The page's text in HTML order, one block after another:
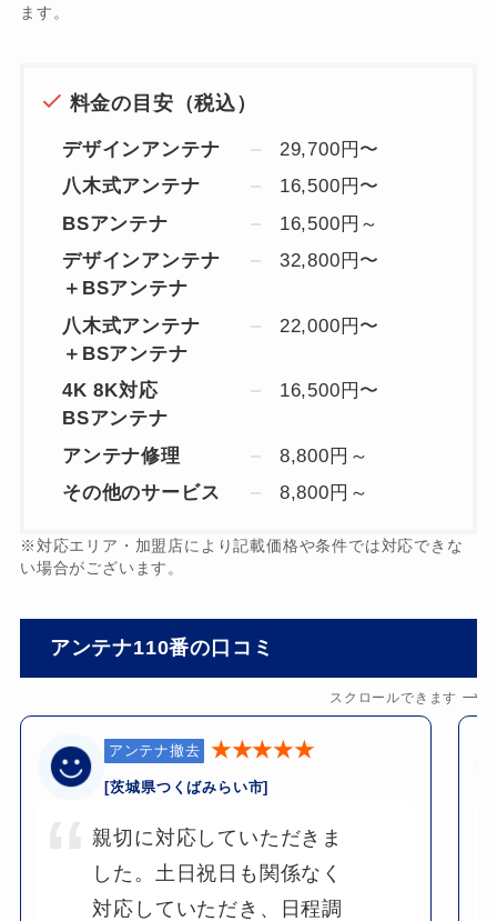
ます。
料金の目安（税込）
デザインアンテナ
29,700円〜
八木式アンテナ
16,500円〜
BSアンテナ
16,500円～
デザインアンテナ
＋BSアンテナ
32,800円〜
八木式アンテナ
＋BSアンテナ
22,000円〜
4K 8K対応
BSアンテナ
16,500円〜
アンテナ修理
8,800円～
その他のサービス
8,800円～
※対応エリア・加盟店により記載価格や条件では対応できな
い場合がございます。
アンテナ110番の口コミ
スクロールできます
アンテナ撤去 ★★★★★
[茨城県つくばみらい市]
親切に対応していただきま
した。土日祝日も関係なく
対応していただき、日程調